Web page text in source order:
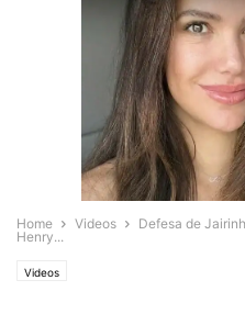
Home Videos
Defesa de
Henry...
Videos